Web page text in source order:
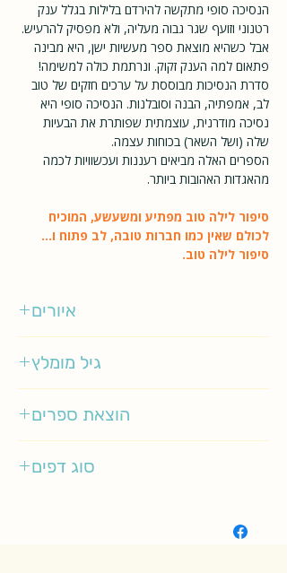
הנסיכה סופי מתקשה להירדם בלילות בגלל ענק
רטנוני וזועף שגר גבוה מעליה, ולא מפסיק להרעיש.
אבל כשהיא מוצאת ספר מעשיות ישן, היא מבינה
פתאום למה הענק זקוק. ונרתמת כולה למשימה!
סדרת הנסיכות מבוססת על ערכים חזקים של טוב
לב, אמפתיה, הבנה וסובלנות. הנסיכה סופי היא
נסיכה מודרנית, עוצמתית שפותרת את הבעיות
שלה (ושל השאר) בכוחות עצמה.
הספרים האלה מביאים רעננות ועכשוויות לכמה
מהאגדות האהובות ביותר.
סיפור לילה טוב מפתיע ומשעשע, המוכיח
לכולם שאין כמו חברות טובה, לב פתוח ו...
סיפור לילה טוב.
איורים
גיל מומלץ
הוצאת ספרים
סוג דפים